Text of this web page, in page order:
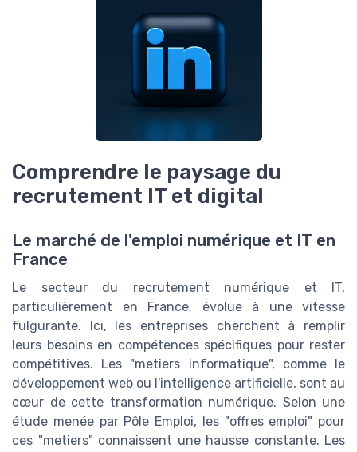
Comprendre le paysage du
recrutement IT et digital
Le marché de l'emploi numérique et IT en
France
Le secteur du recrutement numérique et IT,
particulièrement en France, évolue à une vitesse
fulgurante. Ici, les entreprises cherchent à remplir
leurs besoins en compétences spécifiques pour rester
compétitives. Les "metiers informatique", comme le
développement web ou l'intelligence artificielle, sont au
cœur de cette transformation numérique. Selon une
étude menée par Pôle Emploi, les "offres emploi" pour
ces "metiers" connaissent une hausse constante. Les